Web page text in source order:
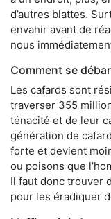
d’autres blattes.
envahir avant de
nous
Comment se
Les cafards sont
traverser 355
ténacité et de leur
génération de
forte et devient
ou poisons que
Il faut donc trouver
pour les éradiquer